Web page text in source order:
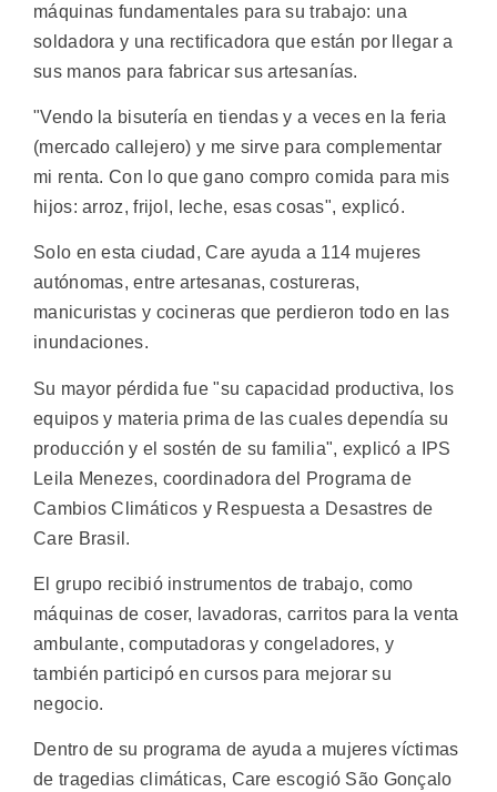
máquinas fundamentales para su trabajo: una
soldadora y una rectificadora que están por llegar a
sus manos para fabricar sus artesanías.
"Vendo la bisutería en tiendas y a veces en la feria
(mercado callejero) y me sirve para complementar
mi renta. Con lo que gano compro comida para mis
hijos: arroz, frijol, leche, esas cosas", explicó.
Solo en esta ciudad, Care ayuda a 114 mujeres
autónomas, entre artesanas, costureras,
manicuristas y cocineras que perdieron todo en las
inundaciones.
Su mayor pérdida fue "su capacidad productiva, los
equipos y materia prima de las cuales dependía su
producción y el sostén de su familia", explicó a IPS
Leila Menezes, coordinadora del Programa de
Cambios Climáticos y Respuesta a Desastres de
Care Brasil.
El grupo recibió instrumentos de trabajo, como
máquinas de coser, lavadoras, carritos para la venta
ambulante, computadoras y congeladores, y
también participó en cursos para mejorar su
negocio.
Dentro de su programa de ayuda a mujeres víctimas
de tragedias climáticas, Care escogió São Gonçalo